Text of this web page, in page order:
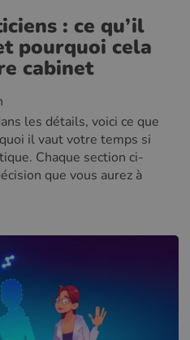
: ce qu’il
pourquoi cela
cabinet
les détails, voici ce que
il vaut votre temps si
Chaque section ci-
que vous aurez à